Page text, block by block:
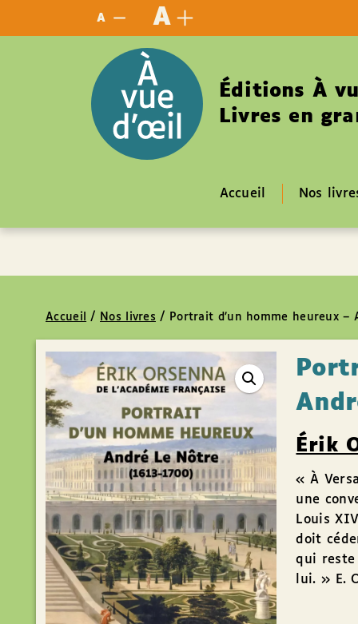
A A
Éditions À
Livres en
Accueil Nos
Accueil / Nos livres / Portrait d’un homme heureux –
Érik
« À
une
Louis
doit
qui reste
lui. » E.
Panneau de gestion des cookies